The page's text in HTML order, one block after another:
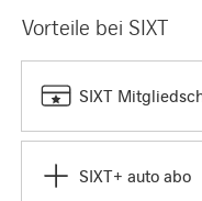
Vorteile bei SIXT
SIXT
SIXT+ auto abo